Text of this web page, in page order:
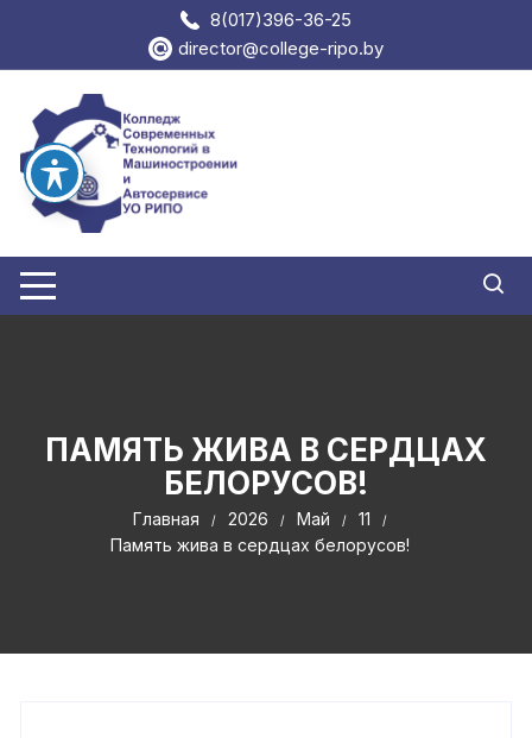
содержимому
8(017)396-36-25
director@college-ripo.by
ПАМЯТЬ ЖИВА В СЕРДЦАХ
БЕЛОРУСОВ!
Главная 2026 Май
11
Память жива в сердцах белорусов!